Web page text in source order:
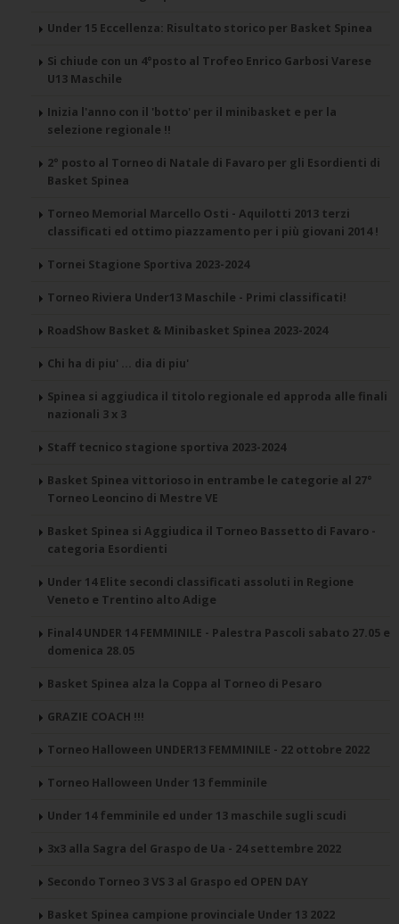
Under 15 Eccellenza: Risultato storico per Basket Spinea
Si chiude con un 4°posto al Trofeo Enrico Garbosi Varese
U13 Maschile
Inizia l'anno con il 'botto' per il minibasket e per la
selezione regionale !!
2° posto al Torneo di Natale di Favaro per gli Esordienti di
Basket Spinea
Torneo Memorial Marcello Osti - Aquilotti 2013 terzi
classificati ed ottimo piazzamento per i più giovani 2014 !
Tornei Stagione Sportiva 2023-2024
Torneo Riviera Under13 Maschile - Primi classificati!
RoadShow Basket & Minibasket Spinea 2023-2024
Chi ha di piu' ... dia di piu'
Spinea si aggiudica il titolo regionale ed approda alle finali
nazionali 3 x 3
Staff tecnico stagione sportiva 2023-2024
Basket Spinea vittorioso in entrambe le categorie al 27°
Torneo Leoncino di Mestre VE
Basket Spinea si Aggiudica il Torneo Bassetto di Favaro -
categoria Esordienti
Under 14 Elite secondi classificati assoluti in Regione
Veneto e Trentino alto Adige
Final4 UNDER 14 FEMMINILE - Palestra Pascoli sabato 27.05 e
domenica 28.05
Basket Spinea alza la Coppa al Torneo di Pesaro
GRAZIE COACH !!!
Torneo Halloween UNDER13 FEMMINILE - 22 ottobre 2022
Torneo Halloween Under 13 femminile
Under 14 femminile ed under 13 maschile sugli scudi
3x3 alla Sagra del Graspo de Ua - 24 settembre 2022
Secondo Torneo 3 VS 3 al Graspo ed OPEN DAY
Basket Spinea campione provinciale Under 13 2022